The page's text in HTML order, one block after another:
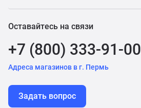
Оставайтесь на связи
+7 (800) 333-91-00
Адреса магазинов в г. Пермь
Задать вопрос